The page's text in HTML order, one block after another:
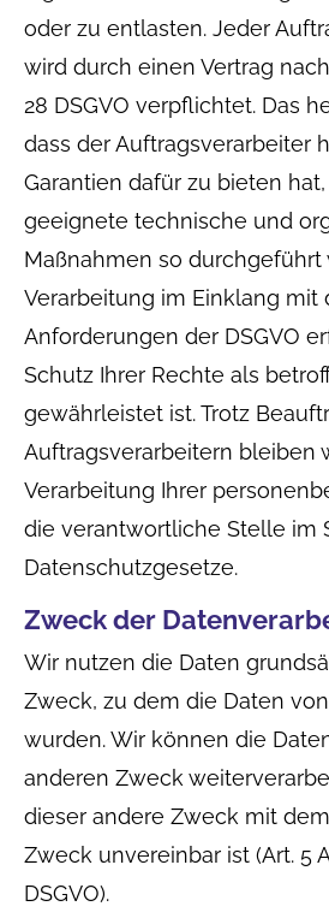
oder zu entlasten. Jeder
wird durch einen Vertrag
28 DSGVO verpflichtet. Das
dass der Auftragsverarbeiter
Garantien dafür zu bieten
geeignete technische und
Maßnahmen so durchgeführt
Verarbeitung im Einklang mit
Anforderungen der DSGVO
Schutz Ihrer Rechte als
gewährleistet ist. Trotz
Auftragsverarbeitern bleiben
Verarbeitung Ihrer
die verantwortliche Stelle im
Datenschutzgesetze.
Zweck der
Wir nutzen die Daten
Zweck, zu dem die Daten
wurden. Wir können die
anderen Zweck
dieser andere Zweck mit
Zweck unvereinbar ist (Art. 5
DSGVO).